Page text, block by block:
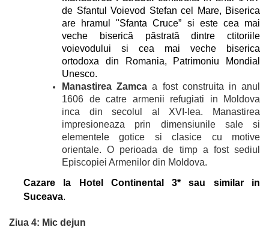
de Sfantul Voievod Stefan cel Mare, Biserica
are hramul "Sfanta Cruce” si este cea mai
veche biserică păstrată dintre ctitoriile
voievodului si cea mai veche biserica
ortodoxa din Romania, Patrimoniu Mondial
Unesco.
Manastirea Zamcaa fost construita in anul
1606 de catre armenii refugiati in Moldova
inca din secolul al XVI-lea. Manastirea
impresioneaza prin dimensiunile sale si
elementele gotice si clasice cu motive
orientale. O perioada de timp a fost sediul
Episcopiei Armenilor din Moldova.
Cazare la Hotel Continental 3* sau similar in
Suceava.
Ziua 4: Mic dejun